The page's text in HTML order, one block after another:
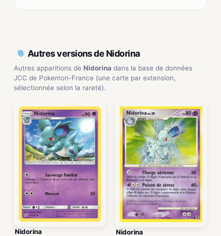
Autres versions de Nidorina
Autres apparitions de Nidorina dans la base de données
JCC de Pokemon-France (une carte par extension,
sélectionnée selon la rareté).
Nidorina Nidorina